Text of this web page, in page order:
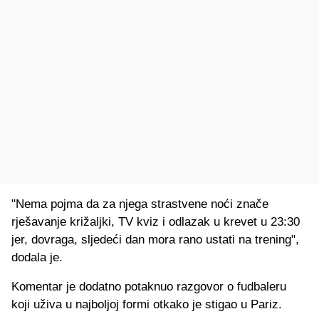
"Nema pojma da za njega strastvene noći znače
rješavanje križaljki, TV kviz i odlazak u krevet u 23:30
jer, dovraga, sljedeći dan mora rano ustati na trening",
dodala je.
Komentar je dodatno potaknuo razgovor o fudbaleru
koji uživa u najboljoj formi otkako je stigao u Pariz.